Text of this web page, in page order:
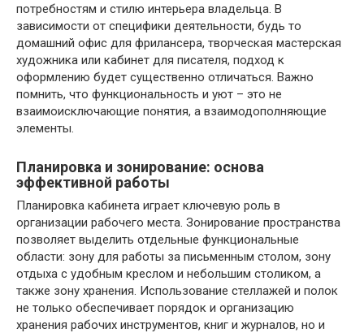
потребностям и стилю интерьера владельца. В
зависимости от специфики деятельности, будь то
домашний офис для фрилансера, творческая мастерская
художника или кабинет для писателя, подход к
оформлению будет существенно отличаться. Важно
помнить, что функциональность и уют – это не
взаимоисключающие понятия, а взаимодополняющие
элементы.
Планировка и зонирование: основа
эффективной работы
Планировка кабинета играет ключевую роль в
организации рабочего места. Зонирование пространства
позволяет выделить отдельные функциональные
области: зону для работы за письменным столом, зону
отдыха с удобным креслом и небольшим столиком, а
также зону хранения. Использование стеллажей и полок
не только обеспечивает порядок и организацию
хранения рабочих инструментов, книг и журналов, но и